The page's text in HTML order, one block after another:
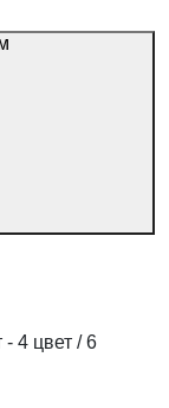
- 4 цвет / 6